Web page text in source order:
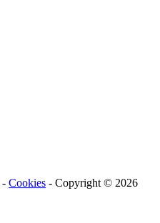
- Cookies - Copyright © 2026